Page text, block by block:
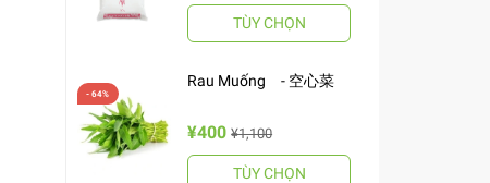
TÙY CHỌN
Rau Muống - 空心菜
¥400 ¥1,100
TÙY CHỌN